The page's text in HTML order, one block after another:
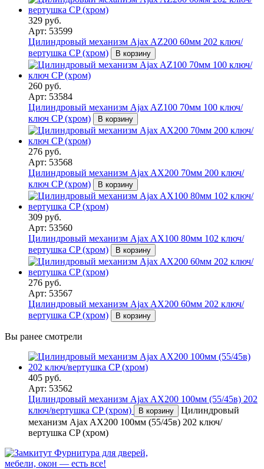
329 руб.
Арт: 53599
Цилиндровый механизм Ajax AZ200 60мм 202 ключ/
вертушка CP (хром)
В корзину
260 руб.
Арт: 53584
Цилиндровый механизм Ajax AZ100 70мм 100 ключ/
ключ CP (хром)
В корзину
276 руб.
Арт: 53568
Цилиндровый механизм Ajax AX200 70мм 200 ключ/
ключ CP (хром)
В корзину
309 руб.
Арт: 53560
Цилиндровый механизм Ajax AX100 80мм 102 ключ/
вертушка CP (хром)
В корзину
276 руб.
Арт: 53567
Цилиндровый механизм Ajax AX200 60мм 202 ключ/
вертушка CP (хром)
В корзину
Вы ранее смотрели
405 руб.
Арт: 53562
Цилиндровый механизм Ajax AX200 100мм (55/45в) 202
ключ/вертушка CP (хром)
В корзину
Цилиндровый
механизм Ajax AX200 100мм (55/45в) 202 ключ/
вертушка CP (хром)
Фурнитура для дверей,
мебели, окон — есть все!